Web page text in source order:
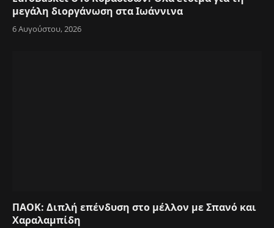
μεγάλη διοργάνωση στα Ιωάννινα
6 Αυγούστου, 2026
ΠΑΟΚ: Διπλή επένδυση στο μέλλον με Σπανό και
Χαραλαμπίδη